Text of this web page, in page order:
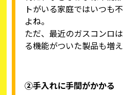
トがいる家庭ではいつも
よね。
ただ、最近のガスコンロ
る機能がついた製品も増え
②手入れに手間がかかる